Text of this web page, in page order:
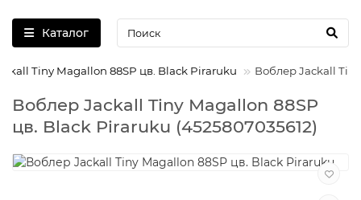
Каталог
Tiny Magallon 88SP цв. Black Piraruku Воблер Jackall
Воблер Jackall Tiny Magallon 88SP
цв. Black Piraruku (4525807035612)